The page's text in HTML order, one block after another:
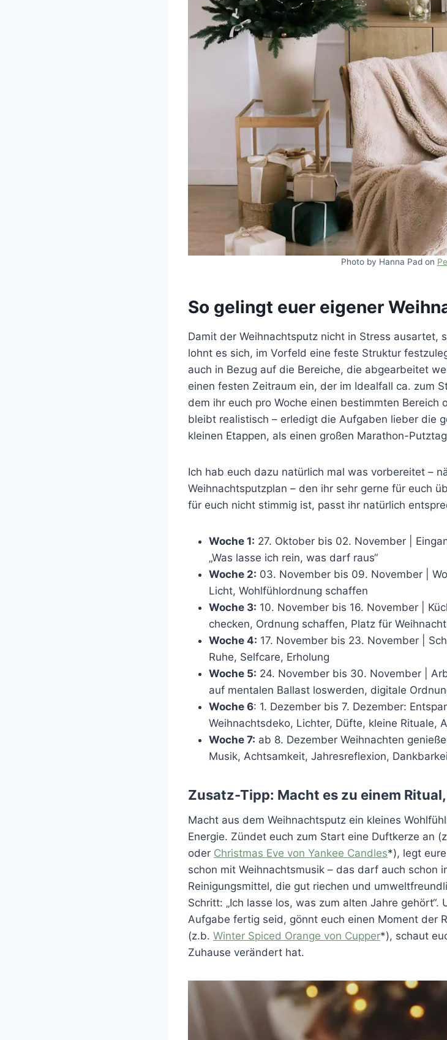
Photo by Hanna Pad on
So gelingt euer eigener
Damit der Weihnachtsputz nicht in Stress ausartet,
lohnt es sich, im Vorfeld eine feste Struktur
auch in Bezug auf die Bereiche, die abgearbeitet
einen festen Zeitraum ein, der im Idealfall ca. zum
dem ihr euch pro Woche einen bestimmten Bereich
bleibt realistisch – erledigt die Aufgaben lieber die
kleinen Etappen, als einen großen Marathon-
Ich hab euch dazu natürlich mal was vorbereitet –
Weihnachtsputzplan – den ihr sehr gerne für euch
für euch nicht stimmig ist, passt ihr natürlich
Woche 1: 27. Oktober bis 02. November |
„Was lasse ich rein, was darf raus“
Woche 2: 03. November bis 09. November |
Licht, Wohlfühlordnung schaffen
Woche 3: 10. November bis 16. November |
checken, Ordnung schaffen, Platz für
Woche 4: 17. November bis 23. November |
Ruhe, Selfcare, Erholung
Woche 5: 24. November bis 30. November |
auf mentalen Ballast loswerden, digitale
Woche 6: 1. Dezember bis 7. Dezember:
Weihnachtsdeko, Lichter, Düfte, kleine Rituale,
Woche 7: ab 8. Dezember Weihnachten
Musik, Achtsamkeit, Jahresreflexion,
Zusatz-Tipp: Macht es zu einem
Macht aus dem Weihnachtsputz ein kleines
Energie. Zündet euch zum Start eine Duftkerze an
oder Christmas Eve von Yankee Candles*), legt
schon mit Weihnachtsmusik – das darf auch schon
Reinigungsmittel, die gut riechen und
Schritt: „Ich lasse los, was zum alten Jahre
Aufgabe fertig seid, gönnt euch einen Moment der
(z.b. Winter Spiced Orange von Cupper*), schaut
Zuhause verändert hat.